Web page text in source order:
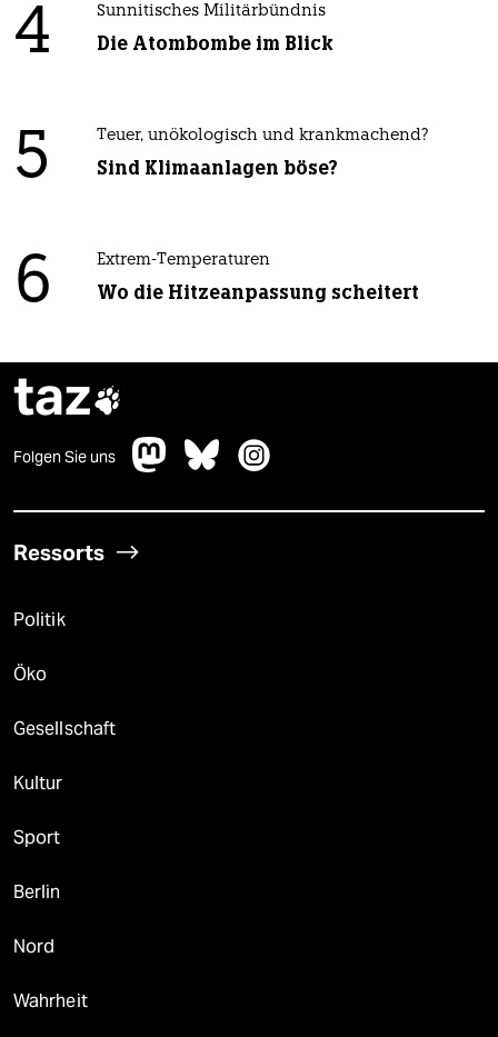
4 Sunnitisches Militärbündnis
Die Atombombe im Blick
5 Teuer, unökologisch und krankmachend?
Sind Klimaanlagen böse?
6 Extrem-Temperaturen
Wo die Hitzeanpassung scheitert
taz
Folgen Sie uns
Ressorts
Politik
Öko
Gesellschaft
Kultur
Sport
Berlin
Nord
Wahrheit